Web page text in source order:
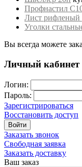
Профнастил
Лист рифленый
Уголки
Вы всегда можете
Личный кабинет
Логин:
Пароль:
Зарегистрироваться
Восстановить доступ
Войти
Заказать звонок
Свободная заявка
Заказать доставку
Ваш заказ